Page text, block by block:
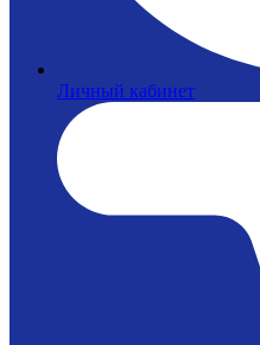
Личный кабинет